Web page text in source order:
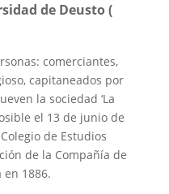
de Deusto (
comerciantes,
capitaneados por
la sociedad ‘La
el 13 de junio de
de Estudios
de la Compañía de
en 1886.